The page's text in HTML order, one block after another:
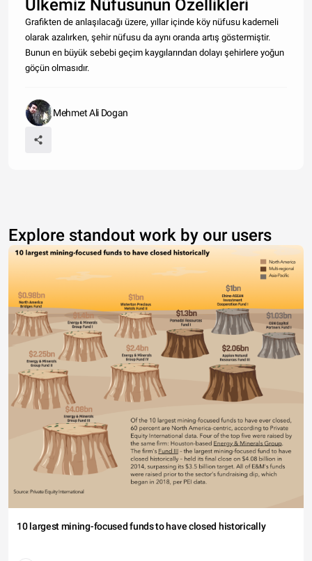
Ülkemiz Nüfusunun Özellikleri
Grafikten de anlaşılacağı üzere, yıllar içinde köy nüfusu kademeli
olarak azalırken, şehir nüfusu da aynı oranda artış göstermiştir.
Bunun en büyük sebebi geçim kaygılarından dolayı şehirlere yoğun
göçün olmasıdır.
Mehmet Ali Dogan
Explore standout work by our users
10 largest mining-focused funds to have closed historically